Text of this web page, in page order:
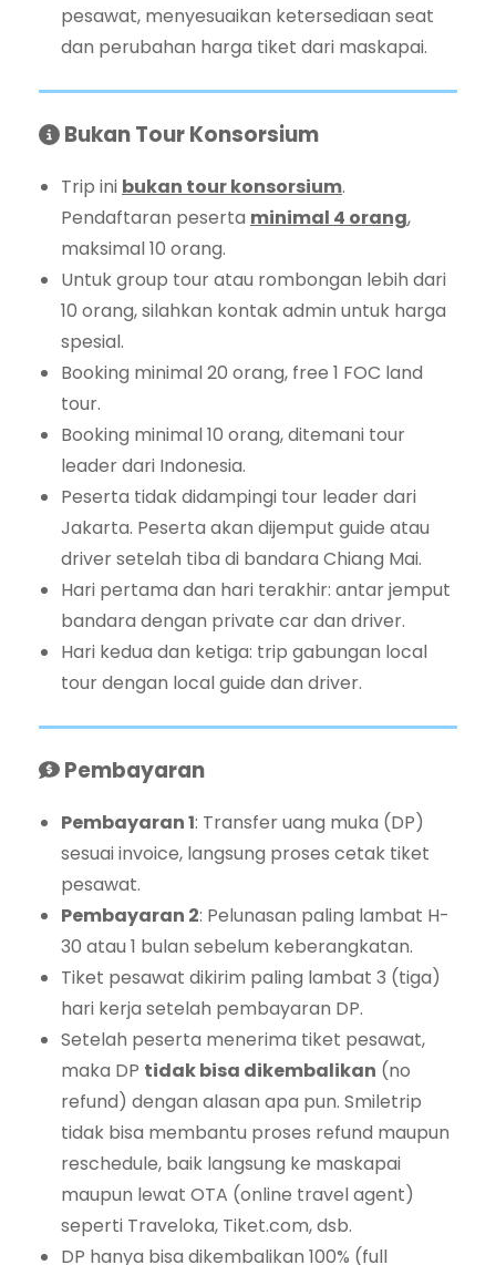
pesawat, menyesuaikan ketersediaan seat
dan perubahan harga tiket dari maskapai.
Bukan Tour Konsorsium
Trip ini bukan tour konsorsium.
Pendaftaran peserta minimal 4 orang,
maksimal 10 orang.
Untuk group tour atau rombongan lebih dari
10 orang, silahkan kontak admin untuk harga
spesial.
Booking minimal 20 orang, free 1 FOC land
tour.
Booking minimal 10 orang, ditemani tour
leader dari Indonesia.
Peserta tidak didampingi tour leader dari
Jakarta. Peserta akan dijemput guide atau
driver setelah tiba di bandara Chiang Mai.
Hari pertama dan hari terakhir: antar jemput
bandara dengan private car dan driver.
Hari kedua dan ketiga: trip gabungan local
tour dengan local guide dan driver.
Pembayaran
Pembayaran 1: Transfer uang muka (DP)
sesuai invoice, langsung proses cetak tiket
pesawat.
Pembayaran 2: Pelunasan paling lambat H-
30 atau 1 bulan sebelum keberangkatan.
Tiket pesawat dikirim paling lambat 3 (tiga)
hari kerja setelah pembayaran DP.
Setelah peserta menerima tiket pesawat,
maka DP tidak bisa dikembalikan (no
refund) dengan alasan apa pun. Smiletrip
tidak bisa membantu proses refund maupun
reschedule, baik langsung ke maskapai
maupun lewat OTA (online travel agent)
seperti Traveloka, Tiket.com, dsb.
DP hanya bisa dikembalikan 100% (full